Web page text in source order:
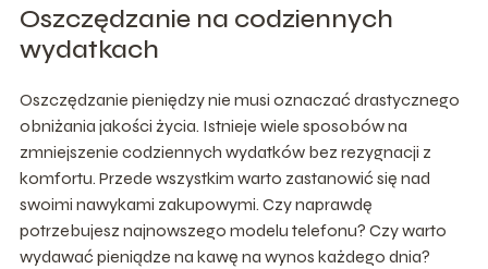
Oszczędzanie na codziennych
wydatkach
Oszczędzanie pieniędzy nie musi oznaczać drastycznego
obniżania jakości życia. Istnieje wiele sposobów na
zmniejszenie codziennych wydatków bez rezygnacji z
komfortu. Przede wszystkim warto zastanowić się nad
swoimi nawykami zakupowymi. Czy naprawdę
potrzebujesz najnowszego modelu telefonu? Czy warto
wydawać pieniądze na kawę na wynos każdego dnia?